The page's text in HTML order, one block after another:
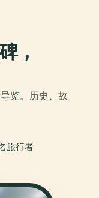
，
览。历史、故
旅行者